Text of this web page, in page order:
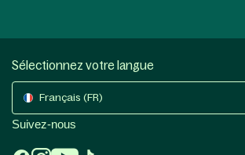
Sélectionnez votre langue
Français (FR)
Suivez-nous